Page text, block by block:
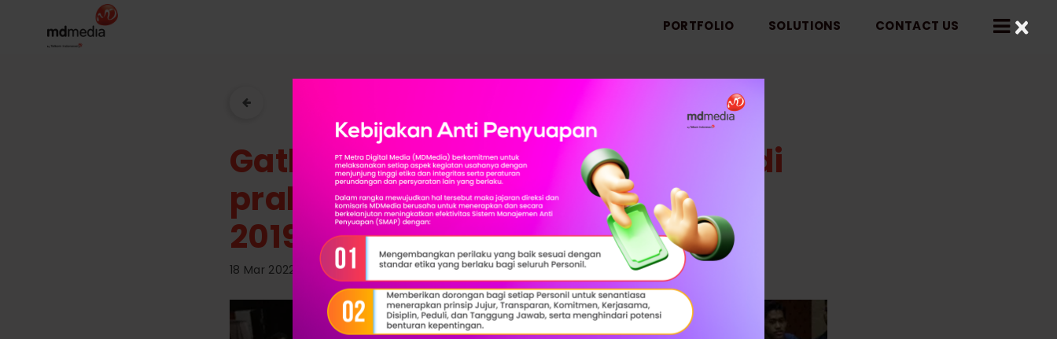
PORTFOLIO SOLUTIONS CONTACT US
Gathering Millenials BUMN yang di
prakarsai oleh Telkom Indonesia
2019
18 Mar 2022 | Berita
×